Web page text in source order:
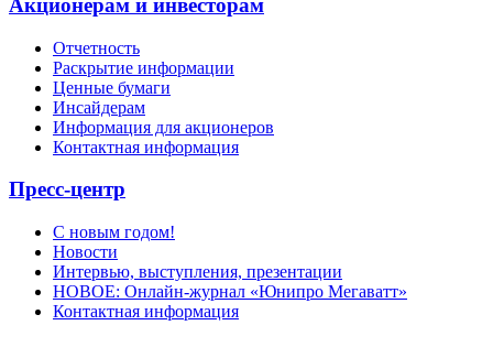
Акционерам и инвесторам
Отчетность
Раскрытие информации
Ценные бумаги
Инсайдерам
Информация для акционеров
Контактная информация
Пресс-центр
С новым годом!
Новости
Интервью, выступления, презентации
НОВОЕ: Онлайн-журнал «Юнипро Мегаватт»
Контактная информация